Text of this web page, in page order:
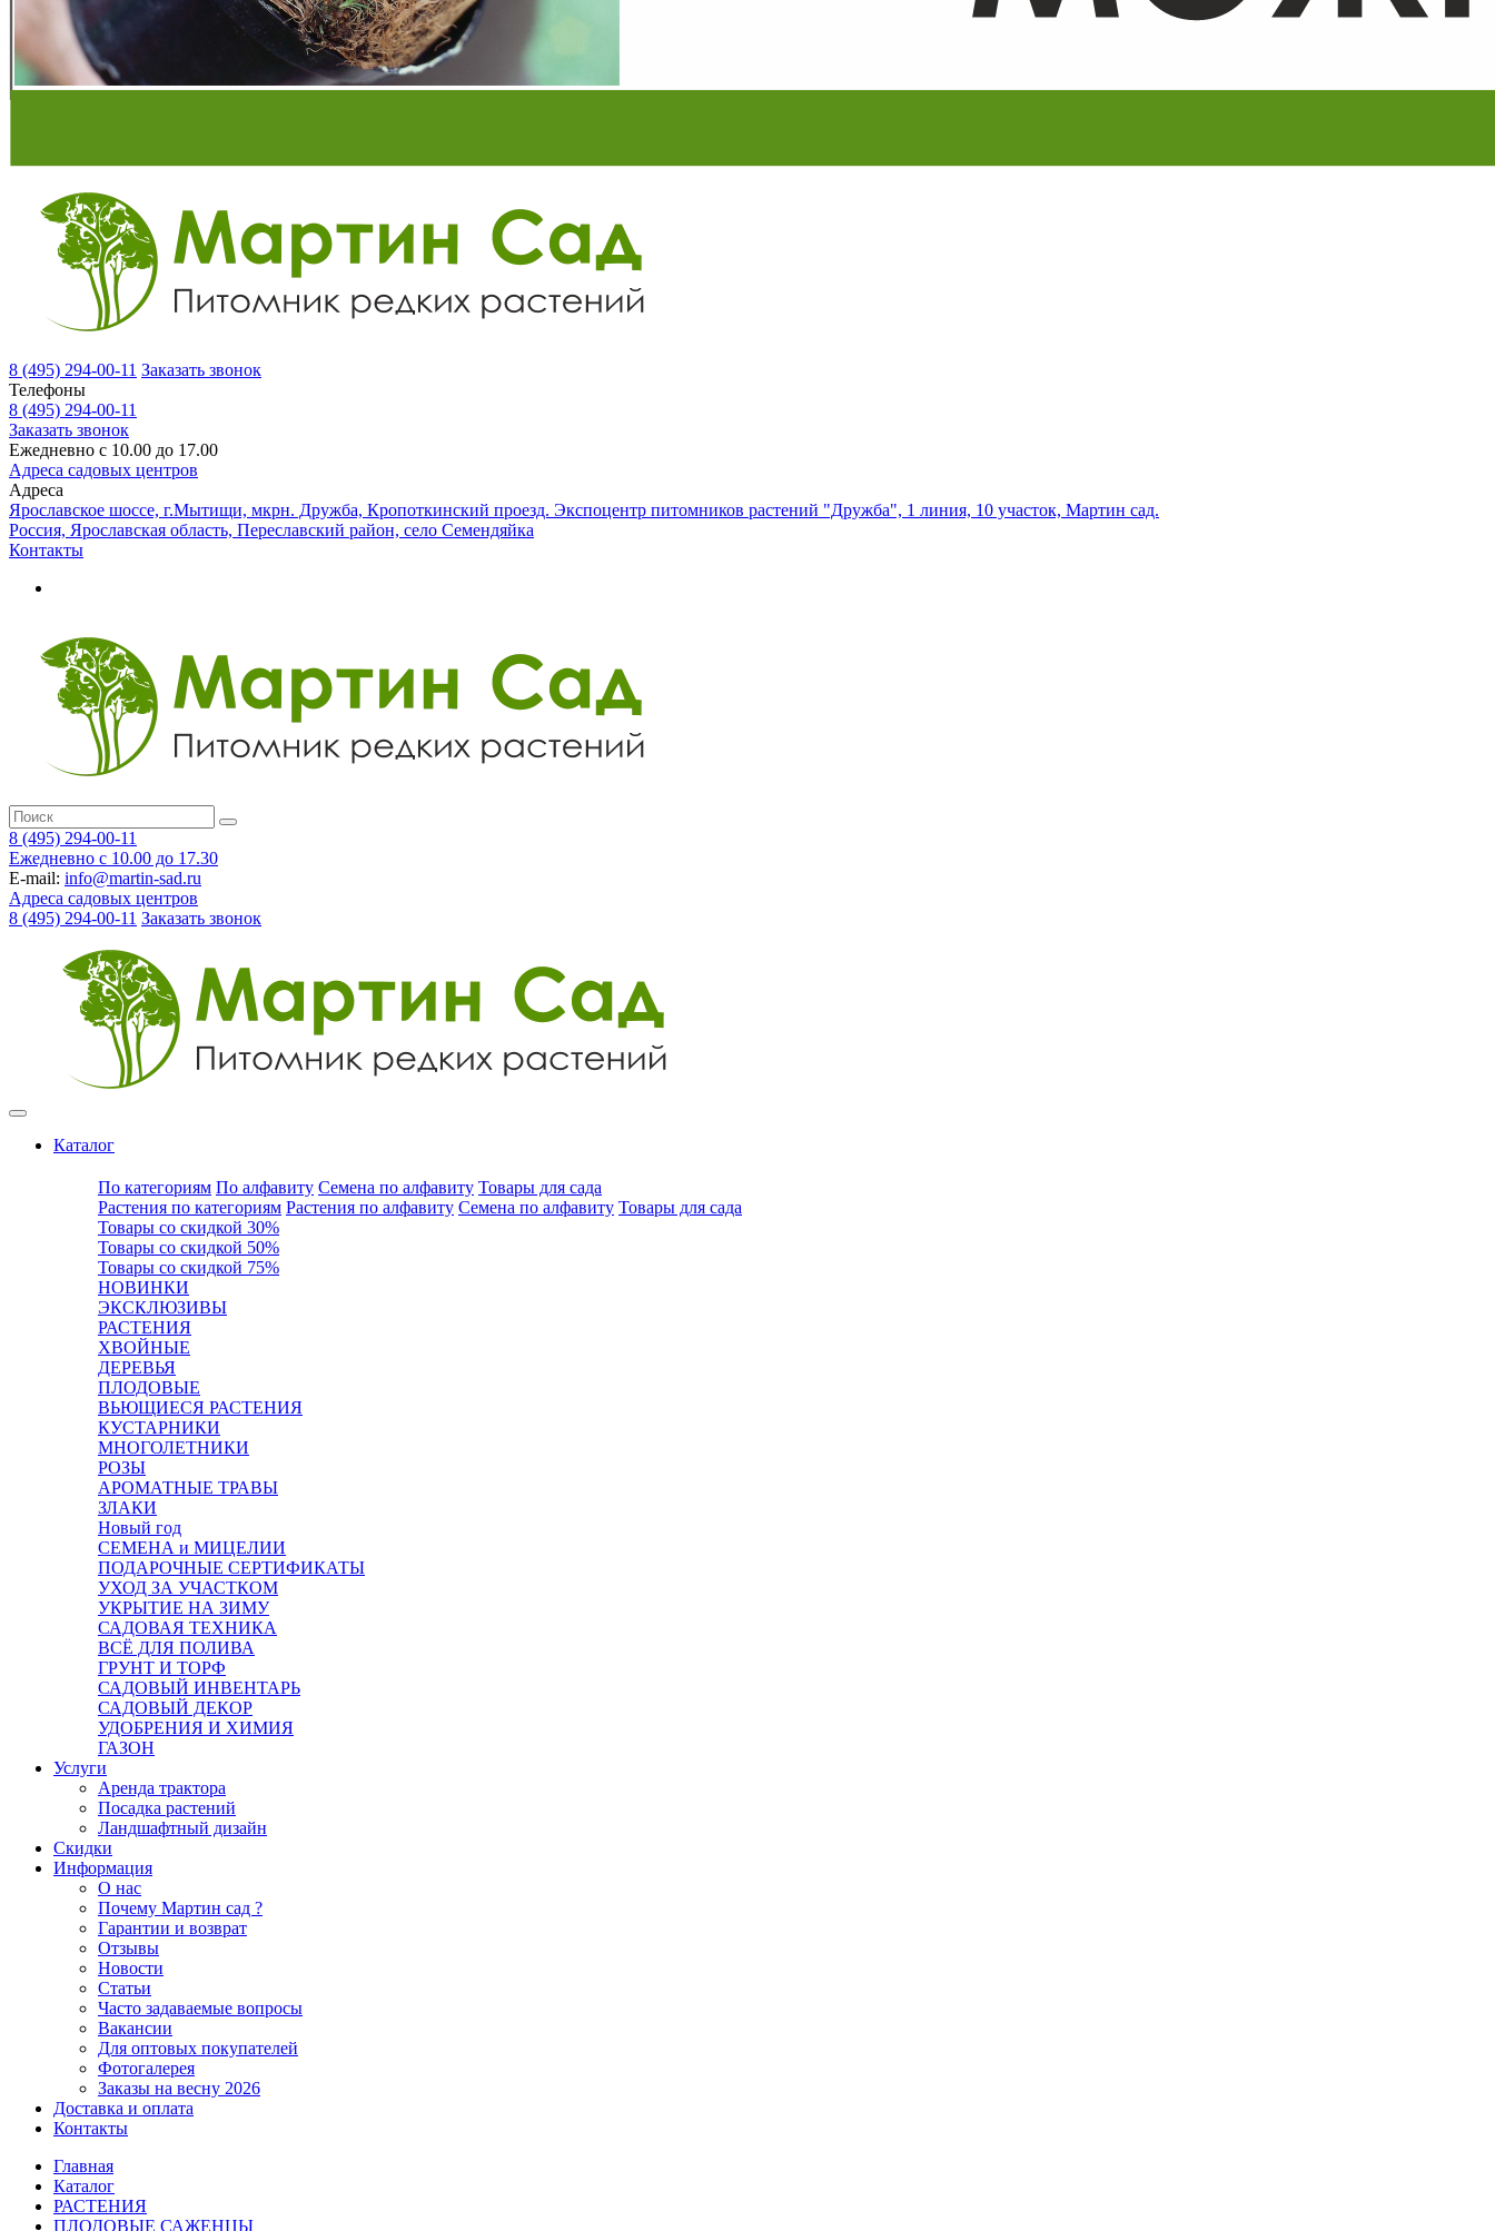
8 (495) 294-00-11 Заказать звонок
Телефоны
8 (495) 294-00-11
Заказать звонок
Ежедневно с 10.00 до 17.00
Адреса садовых центров
Адреса
Ярославское шоссе, г.Мытищи, мкрн. Дружба, Кропоткинский проезд. Экспоцентр питомников растений "Дружба", 1 линия, 10 участок, Мартин сад.
Россия, Ярославская область, Переславский район, село Семендяйка
Контакты
8 (495) 294-00-11
Ежедневно с 10.00 до 17.30
E-mail: info@martin-sad.ru
Адреса садовых центров
8 (495) 294-00-11 Заказать звонок
Каталог
По категориям По алфавиту Семена по алфавиту Товары для сада
Растения по категориям Растения по алфавиту Семена по алфавиту Товары для сада
Товары со скидкой 30%
Товары со скидкой 50%
Товары со скидкой 75%
НОВИНКИ
ЭКСКЛЮЗИВЫ
РАСТЕНИЯ
ХВОЙНЫЕ
ДЕРЕВЬЯ
ПЛОДОВЫЕ
ВЬЮЩИЕСЯ РАСТЕНИЯ
КУСТАРНИКИ
МНОГОЛЕТНИКИ
РОЗЫ
АРОМАТНЫЕ ТРАВЫ
ЗЛАКИ
Новый год
СЕМЕНА и МИЦЕЛИИ
ПОДАРОЧНЫЕ СЕРТИФИКАТЫ
УХОД ЗА УЧАСТКОМ
УКРЫТИЕ НА ЗИМУ
САДОВАЯ ТЕХНИКА
ВСЁ ДЛЯ ПОЛИВА
ГРУНТ И ТОРФ
САДОВЫЙ ИНВЕНТАРЬ
САДОВЫЙ ДЕКОР
УДОБРЕНИЯ И ХИМИЯ
ГАЗОН
Услуги
Аренда трактора
Посадка растений
Ландшафтный дизайн
Скидки
Информация
О нас
Почему Мартин сад ?
Гарантии и возврат
Отзывы
Новости
Статьи
Часто задаваемые вопросы
Вакансии
Для оптовых покупателей
Фотогалерея
Заказы на весну 2026
Доставка и оплата
Контакты
Главная
Каталог
РАСТЕНИЯ
ПЛОДОВЫЕ САЖЕНЦЫ